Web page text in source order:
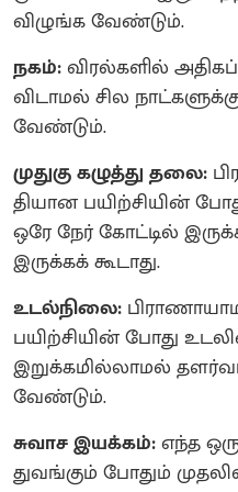
விழுங்க வேண்டும்.
நகம்:விரல்களில்
விடாமல் சில
வேண்டும்.
முதுகு கழுத்து தலை:
தியான பயிற்சியின்
ஒரே நேர் கோட்டில்
இருக்கக் கூடாது.
உடல்நிலை:
பயிற்சியின் போது
இறுக்கமில்லாமல்
வேண்டும்.
சுவாச இயக்கம்:எந்த
துவங்கும் போதும்